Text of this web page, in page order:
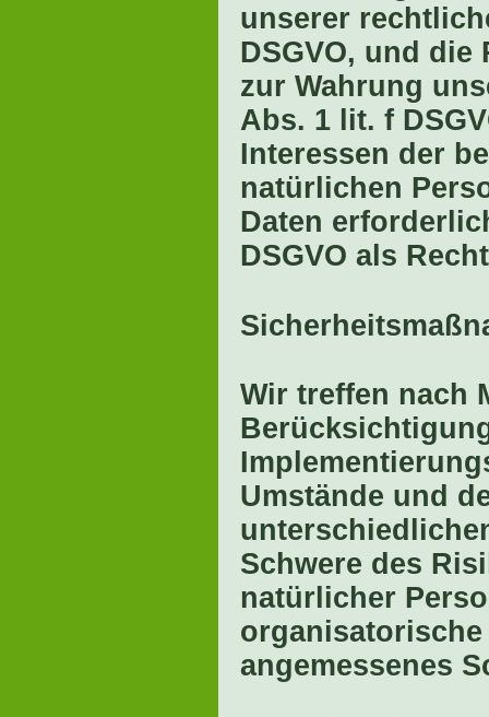
unserer
DSGVO, und
zur Wahrung
Abs. 1 lit. f
Interessen der
natürlichen
Daten
DSGVO als
Wir treffen nach
Umstände und
Schwere des
natürlicher
organisatorische
angemessenes